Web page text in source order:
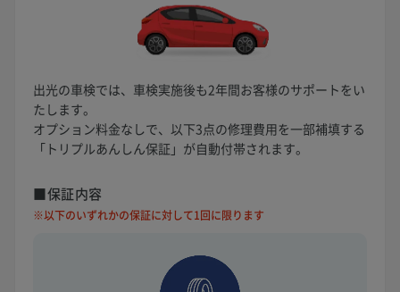
出光の車検では、車検実施後も2年間お客様のサポートをい
たします。
オプション料金なしで、以下3点の修理費用を一部補填する
「トリプルあんしん保証」が自動付帯されます。
■保証内容
※以下のいずれかの保証に対して1回に限ります